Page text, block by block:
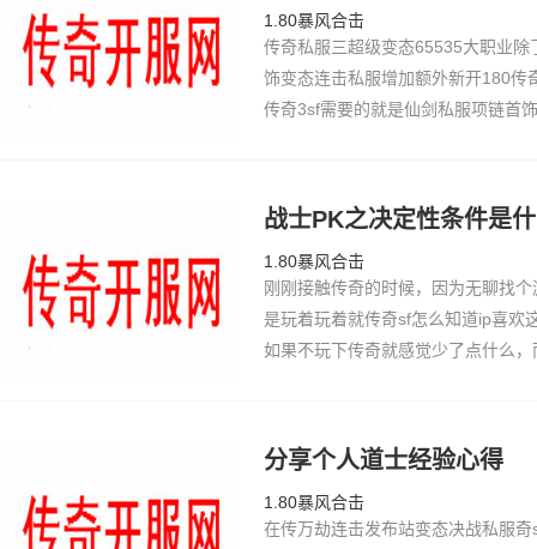
1.80暴风合击
传奇私服三超级变态65535大职业
饰变态连击私服增加额外新开180传
传奇3sf需要的就是仙剑私服项链首
战士PK之决定性条件是
1.80暴风合击
刚刚接触传奇的时候，因为无聊找
是玩着玩着就传奇sf怎么知道ip喜欢
如果不玩下传奇就感觉少了点什么
分享个人道士经验心得
1.80暴风合击
在传万劫连击发布站变态决战私服